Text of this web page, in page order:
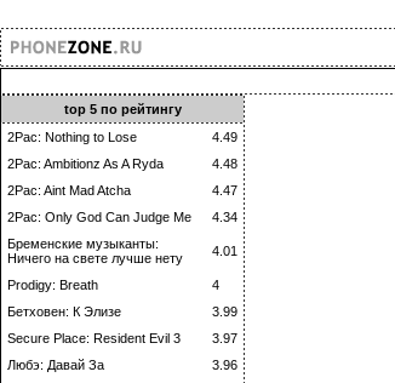
top 5 по рейтингу
2Pac: Nothing to Lose
4.49
2Pac: Ambitionz As A Ryda
4.48
2Pac: Aint Mad Atcha
4.47
2Pac: Only God Can Judge Me
4.34
Бременские музыканты:
Ничего на свете лучше нету
4.01
Prodigy: Breath
4
Бетховен: К Элизе
3.99
Secure Place: Resident Evil 3
3.97
Любэ: Давай За
3.96